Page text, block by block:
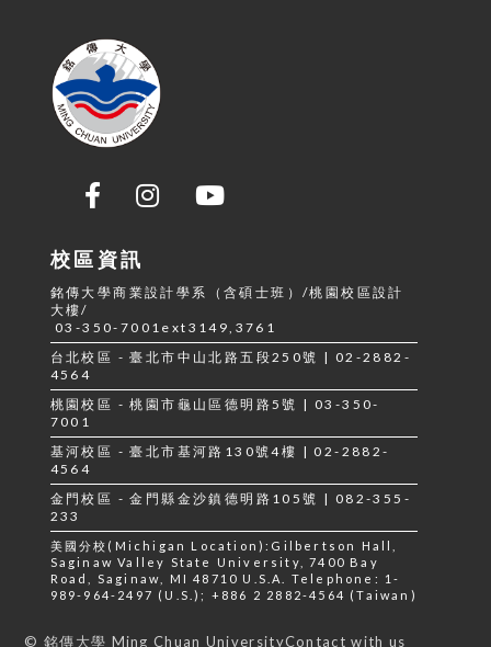
校區資訊
銘傳大學商業設計學系（含碩士班）/桃園校區設計
大樓/
03-350-7001ext3149,3761
台北校區 - 臺北市中山北路五段250號 | 02-2882-
4564
桃園校區 - 桃園市龜山區德明路5號 | 03-350-
7001
基河校區 - 臺北市基河路130號4樓 | 02-2882-
4564
金門校區 - 金門縣金沙鎮德明路105號 | 082-355-
233
美國分校(Michigan Location):Gilbertson Hall,
Saginaw Valley State University, 7400 Bay
Road, Saginaw, MI 48710 U.S.A. Telephone: 1-
989-964-2497 (U.S.); +886 2 2882-4564 (Taiwan)
© 銘傳大學 Ming Chuan UniversityContact with us